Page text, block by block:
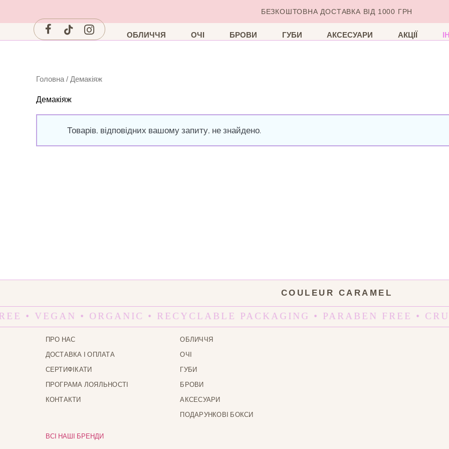
БЕЗКОШТОВНА ДОСТАВКА ВІД 1000 ГРН
ОБЛИЧЧЯ ОЧІ БРОВИ ГУБИ АКСЕСУАРИ АКЦІЇ
Головна / Демакіяж
Демакіяж
Товарів, відповідних вашому запиту, не знайдено.
COULEUR CARAMEL
• VEGAN • ORGANIC • RECYCLABLE PACKAGING • PARABEN FREE •
ПРО НАС
ДОСТАВКА І ОПЛАТА
СЕРТИФІКАТИ
ПРОГРАМА ЛОЯЛЬНОСТІ
КОНТАКТИ
ВСІ НАШІ БРЕНДИ
ОБЛИЧЧЯ
ОЧІ
ГУБИ
БРОВИ
АКСЕСУАРИ
ПОДАРУНКОВІ БОКСИ